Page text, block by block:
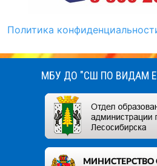
Политика
МБУ ДО "СШ ПО ВИДАМ